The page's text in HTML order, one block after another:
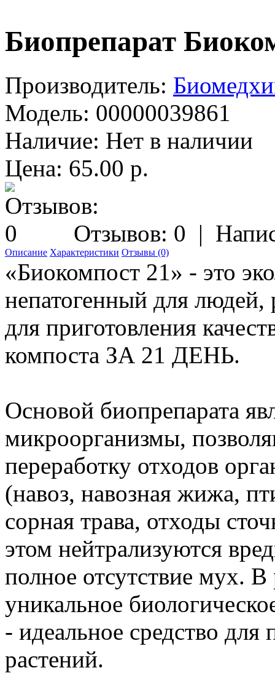
Биопрепарат
Производитель:
Модель: 00000039861
Наличие: Нет в наличии
Цена: 65.00 р.
Отзывов: 0 |
Описание Характеристики Отзывы (0)
«Биокомпост 21» - это
непатогенный для
для приготовления
компоста ЗА 21 ДЕНЬ.
Основой биопрепарата
микроорганизмы,
переработку отходов
(навоз, навозная жижа,
сорная трава, отходы
этом нейтрализуются
полное отсутствие мух. В
уникальное
- идеальное средство
растений.